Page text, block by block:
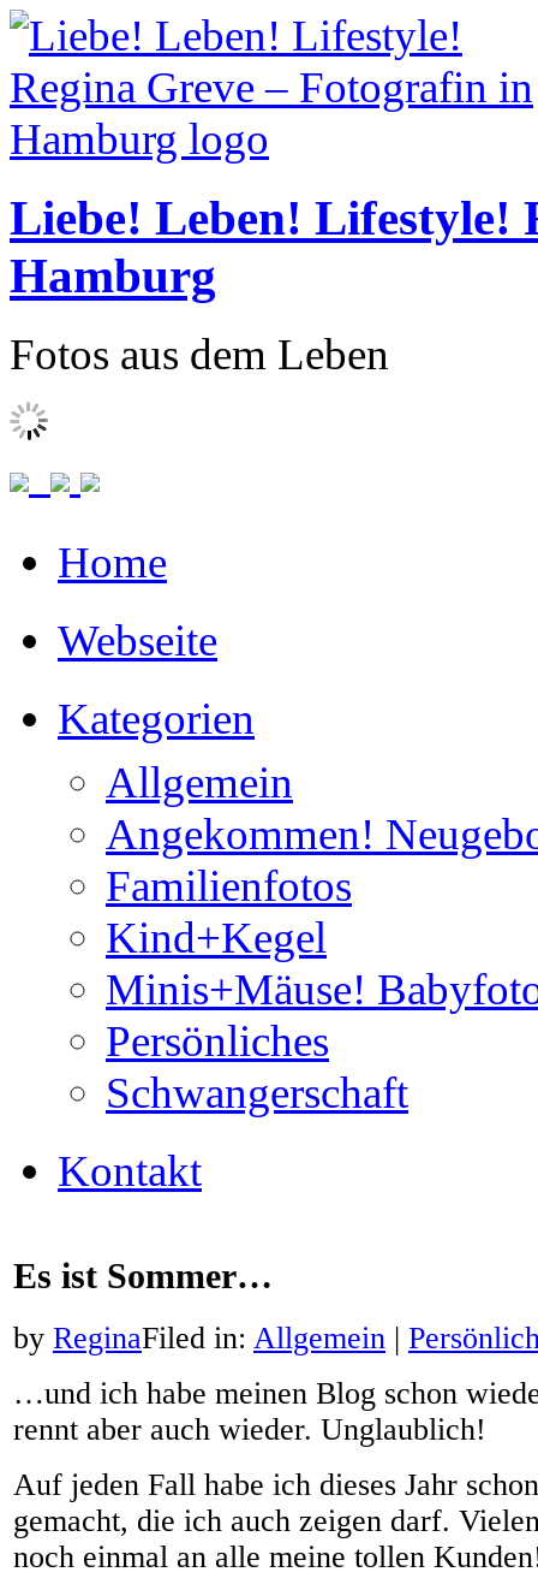
Liebe! Leben! Lifestyle!
Hamburg
Fotos aus dem Leben
Home
Webseite
Kategorien
Allgemein
Angekommen!
Familienfotos
Kind+Kegel
Minis+Mäuse!
Persönliches
Schwangerschaft
Kontakt
Es ist Sommer…
by ReginaFiled in: Allgemein |
…und ich habe meinen Blog schon
rennt aber auch wieder. Unglaublich!
Auf jeden Fall habe ich dieses Jahr
gemacht, die ich auch zeigen darf.
noch einmal an alle meine tollen